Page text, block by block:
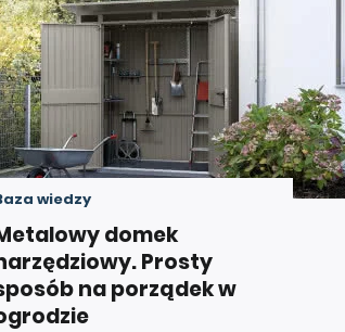
wiedzy
domek
Prosty
na porządek w